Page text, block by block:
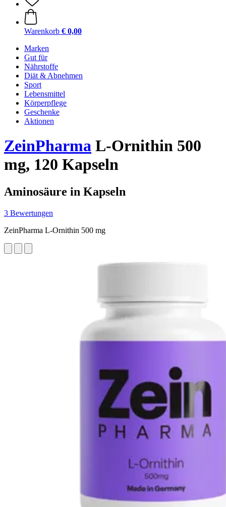
Warenkorb € 0,00
Marken
Gut für
Nährstoffe
Diät & Abnehmen
Sport
Lebensmittel
Körperpflege
Geschenke
Aktionen
ZeinPharma L-Ornithin 500
mg, 120 Kapseln
Aminosäure in Kapseln
3 Bewertungen
ZeinPharma L-Ornithin 500 mg